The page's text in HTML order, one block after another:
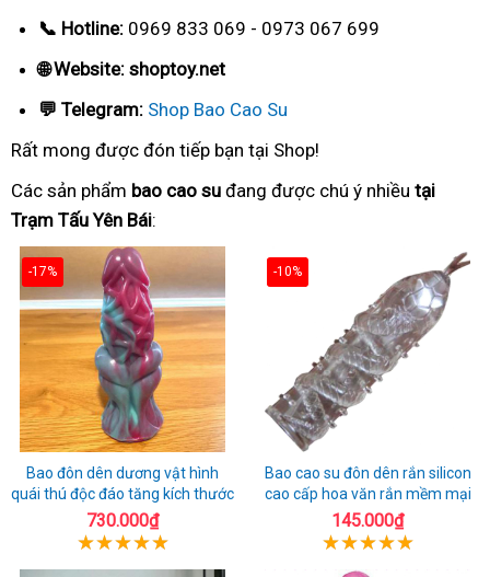
📞 Hotline: 0969 833 069 - 0973 067 699
🌐 Website: shoptoy.net
💬 Telegram: Shop Bao Cao Su
Rất mong được đón tiếp bạn tại Shop!
Các sản phẩm bao cao su đang được chú ý nhiều tại
Trạm Tấu Yên Bái:
-17%
Bao đôn dên dương vật hình
quái thú độc đáo tăng kích thước
730.000₫
-10%
Bao cao su đôn dên rắn silicon
cao cấp hoa văn rắn mềm mại
145.000₫